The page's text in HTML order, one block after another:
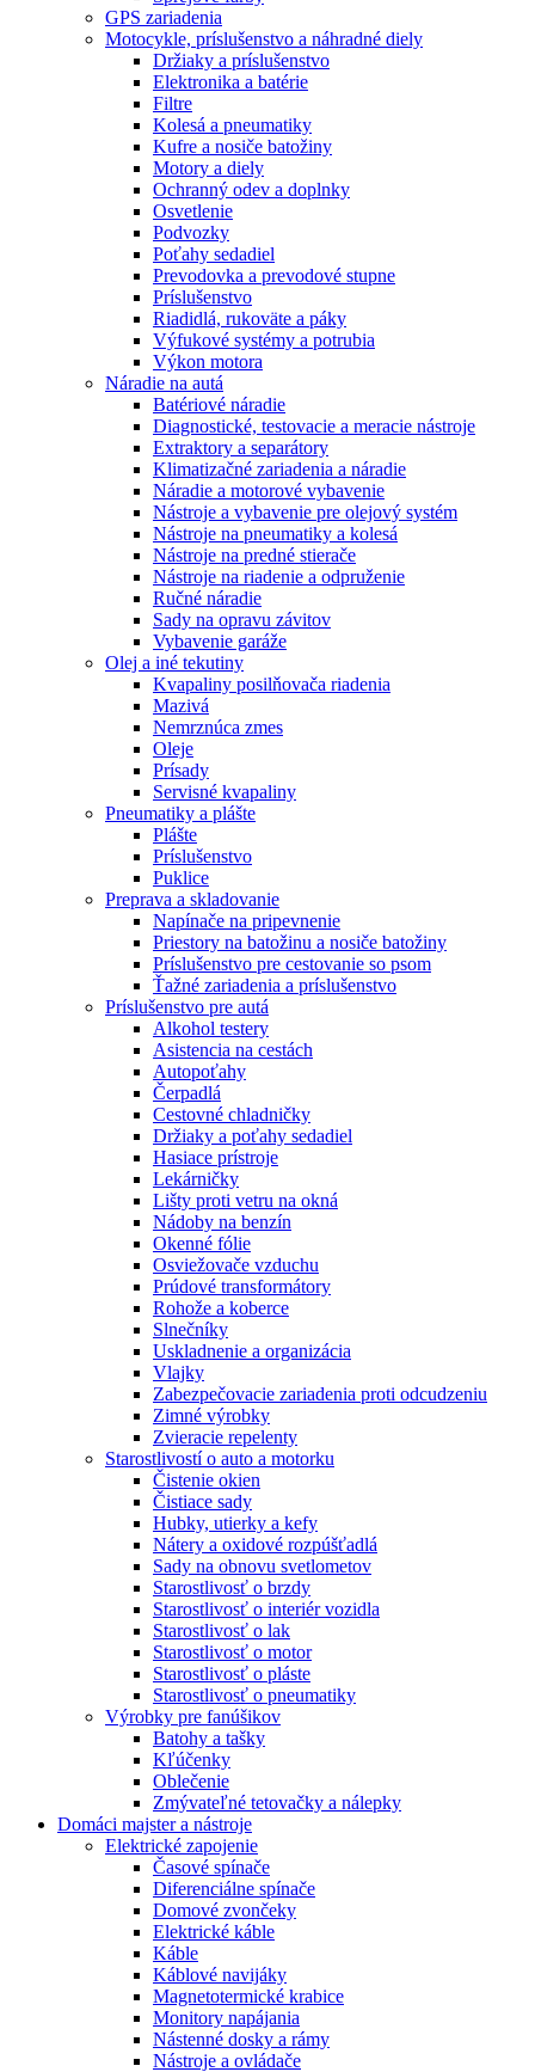
GPS zariadenia
Motocykle, príslušenstvo a náhradné diely
Držiaky a príslušenstvo
Elektronika a batérie
Filtre
Kolesá a pneumatiky
Kufre a nosiče batožiny
Motory a diely
Ochranný odev a doplnky
Osvetlenie
Podvozky
Poťahy sedadiel
Prevodovka a prevodové stupne
Príslušenstvo
Riadidlá, rukoväte a páky
Výfukové systémy a potrubia
Výkon motora
Náradie na autá
Batériové náradie
Diagnostické, testovacie a meracie nástroje
Extraktory a separátory
Klimatizačné zariadenia a náradie
Náradie a motorové vybavenie
Nástroje a vybavenie pre olejový systém
Nástroje na pneumatiky a kolesá
Nástroje na predné stierače
Nástroje na riadenie a odpruženie
Ručné náradie
Sady na opravu závitov
Vybavenie garáže
Olej a iné tekutiny
Kvapaliny posilňovača riadenia
Mazivá
Nemrznúca zmes
Oleje
Prísady
Servisné kvapaliny
Pneumatiky a plášte
Plášte
Príslušenstvo
Puklice
Preprava a skladovanie
Napínače na pripevnenie
Priestory na batožinu a nosiče batožiny
Príslušenstvo pre cestovanie so psom
Ťažné zariadenia a príslušenstvo
Príslušenstvo pre autá
Alkohol testery
Asistencia na cestách
Autopoťahy
Čerpadlá
Cestovné chladničky
Držiaky a poťahy sedadiel
Hasiace prístroje
Lekárničky
Lišty proti vetru na okná
Nádoby na benzín
Okenné fólie
Osviežovače vzduchu
Prúdové transformátory
Rohože a koberce
Slnečníky
Uskladnenie a organizácia
Vlajky
Zabezpečovacie zariadenia proti odcudzeniu
Zimné výrobky
Zvieracie repelenty
Starostlivostí o auto a motorku
Čistenie okien
Čistiace sady
Hubky, utierky a kefy
Nátery a oxidové rozpúšťadlá
Sady na obnovu svetlometov
Starostlivosť o brzdy
Starostlivosť o interiér vozidla
Starostlivosť o lak
Starostlivosť o motor
Starostlivosť o pláste
Starostlivosť o pneumatiky
Výrobky pre fanúšikov
Batohy a tašky
Kľúčenky
Oblečenie
Zmývateľné tetovačky a nálepky
Domáci majster a nástroje
Elektrické zapojenie
Časové spínače
Diferenciálne spínače
Domové zvončeky
Elektrické káble
Káble
Káblové navijáky
Magnetotermické krabice
Monitory napájania
Nástenné dosky a rámy
Nástroje a ovládače